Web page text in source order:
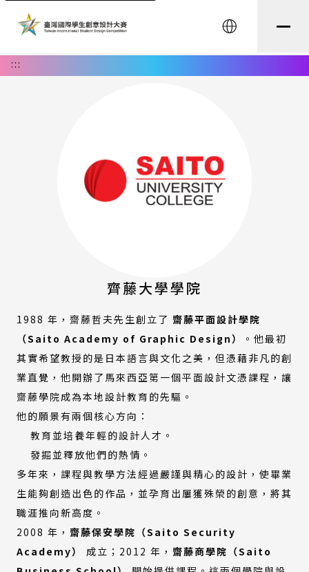
English
:::
齊藤大學學院
1988 年，齋藤哲夫先生創立了 齋藤平面設計學院
（Saito Academy of Graphic Design）
。他最初
其實希望教授的是日本語言與文化之美，但憑藉非凡的創
業直覺，他開辦了馬來西亞第一個平面設計文憑課程，讓
齋藤學院成為本地設計教育的先驅。
他的願景有兩個核心方向：
教育並培養年輕的設計人才。
發掘並釋放他們的熱情。
多年來，課程與教學方法經過嚴謹與精心的設計，使畢業
生能夠創造出色的作品，並孕育出屢獲殊榮的創意，將其
職涯推向新高度。
2008 年， 齋藤保安學院（Saito Security
Academy）
成立；2012 年， 齋藤商學院（Saito